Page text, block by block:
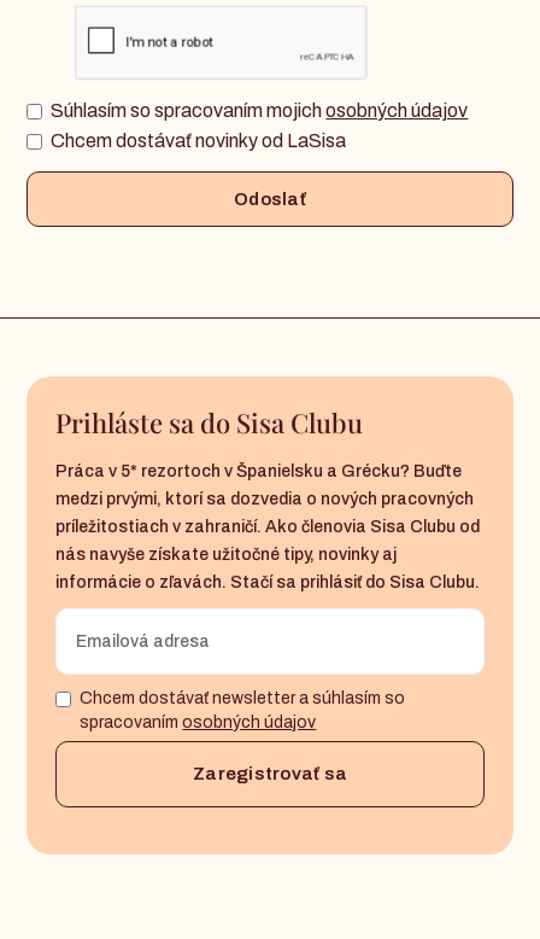
Súhlasím so spracovaním mojichosobných údajov
Chcem dostávať novinky od LaSisa
Prihláste sa do Sisa Clubu
Práca v 5* rezortoch v Španielsku a Grécku? Buďte
medzi prvými, ktorí sa dozvedia o nových pracovných
príležitostiach v zahraničí. Ako členovia Sisa Clubu od
nás navyše získate užitočné tipy, novinky aj
informácie o zľavách. Stačí sa prihlásiť do Sisa Clubu.
Chcem dostávať newsletter a súhlasím so
spracovanímosobných údajov